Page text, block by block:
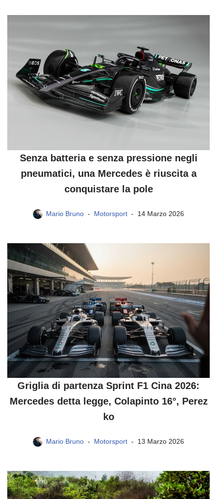
Senza batteria e senza pressione negli
pneumatici, una Mercedes è riuscita a
conquistare la pole
Mario Bruno Motorsport 14 Marzo 2026
Griglia di partenza Sprint F1 Cina 2026:
Mercedes detta legge, Colapinto 16°, Perez
ko
Mario Bruno Motorsport 13 Marzo 2026